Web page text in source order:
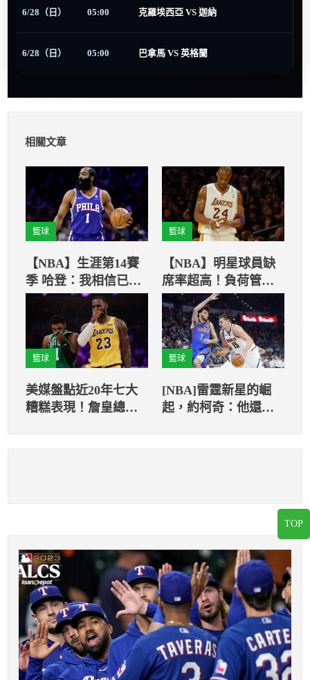
6/28（日） 05:00 克羅埃西亞 VS 迦納
6/28（日） 05:00 巴拿馬 VS 英格蘭
相關文章
籃球
【NBA】生涯第14賽
季 哈登：我相信已經
回到之前MVP的狀態
籃球
【NBA】明星球員缺
席率超高！負荷管理
引發爭議
籃球
美媒盤點近20年七大
糟糕表現！詹皇總決
籃球
[NBA]雷霆新星的崛
起，約柯奇：他還需
TOP